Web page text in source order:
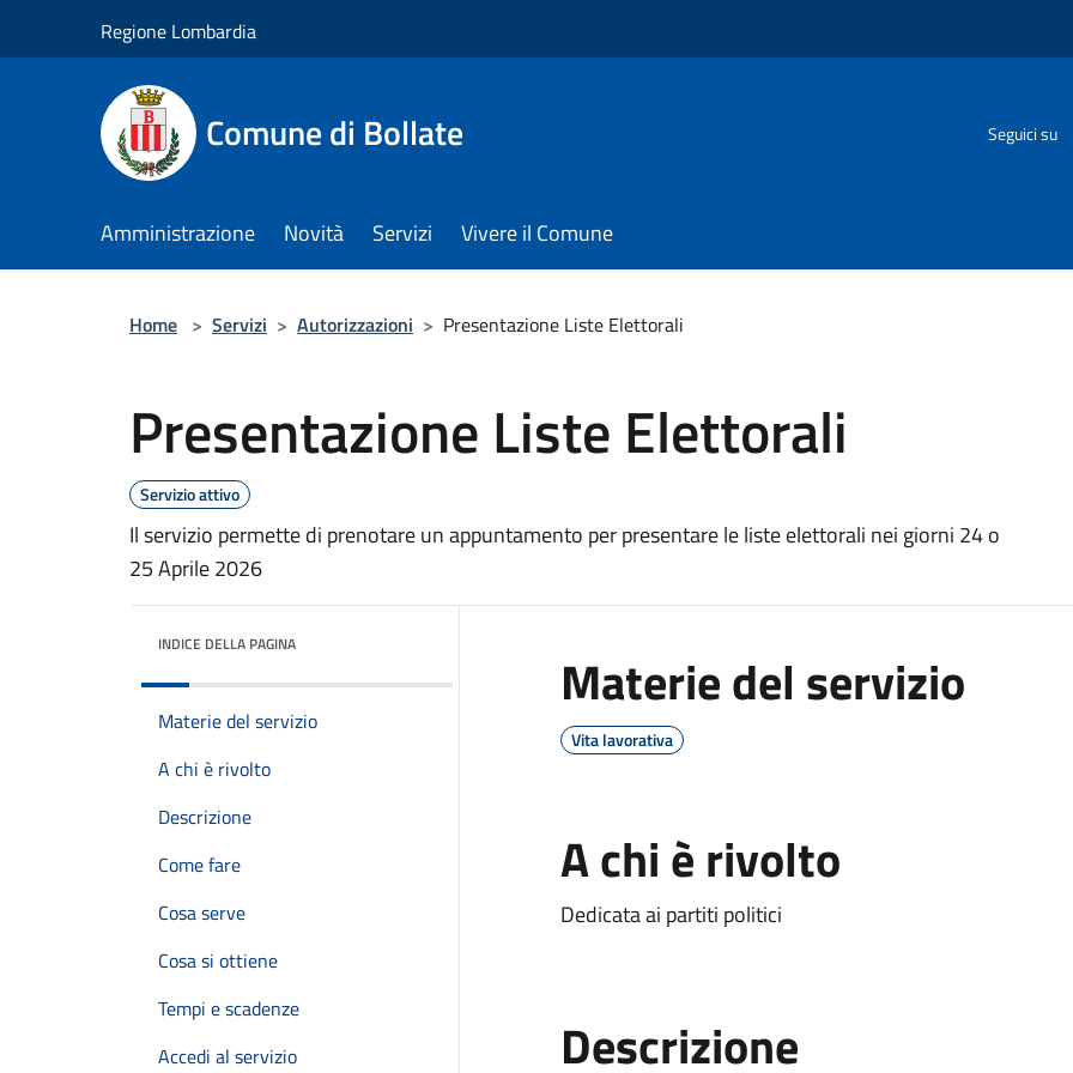
Regione Lombardia
Comune di Bollate Seguici su
Amministrazione Novità Servizi Vivere il Comune
Home > Servizi > Autorizzazioni > Presentazione Liste Elettorali
Presentazione Liste Elettorali
Servizio attivo
Il servizio permette di prenotare un appuntamento per presentare le liste elettorali nei giorni 24 o
25 Aprile 2026
INDICE DELLA PAGINA
Materie del servizio
A chi è rivolto
Descrizione
Come fare
Cosa serve
Cosa si ottiene
Tempi e scadenze
Accedi al servizio
Materie del servizio
Vita lavorativa
A chi è rivolto
Dedicata ai partiti politici
Descrizione